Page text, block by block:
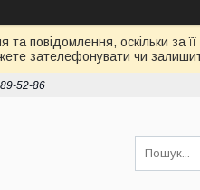
повідомлення, оскільки за
зателефонувати чи
52-86